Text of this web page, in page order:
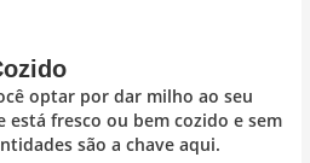
optar por dar milho ao seu
fresco ou bem cozido e sem
são a chave aqui.